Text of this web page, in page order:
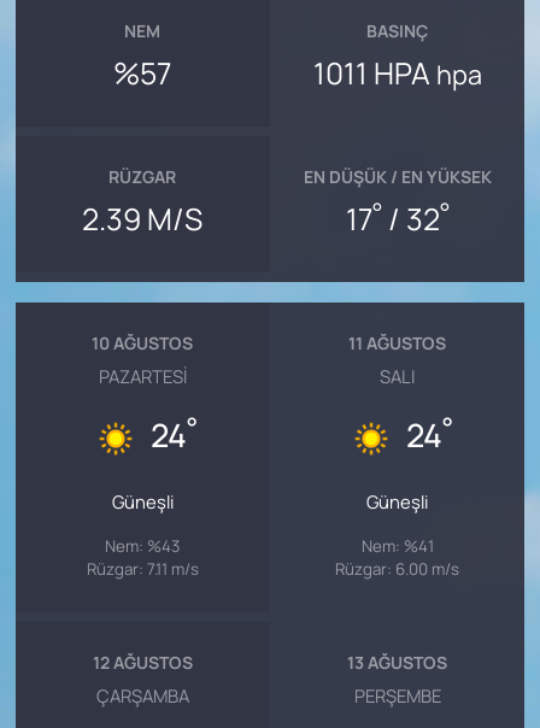
NEM
%57
BASINÇ
1011 HPA hpa
RÜZGAR
2.39 M/S
EN DÜŞÜK / EN YÜKSEK
17°/ 32°
10 AĞUSTOS
PAZARTESI
24°
Güneşli
Nem: %43
Rüzgar: 7.11 m/s
11 AĞUSTOS
SALI
24°
Güneşli
Nem: %41
Rüzgar: 6.00 m/s
12 AĞUSTOS
ÇARŞAMBA
13 AĞUSTOS
PERŞEMBE